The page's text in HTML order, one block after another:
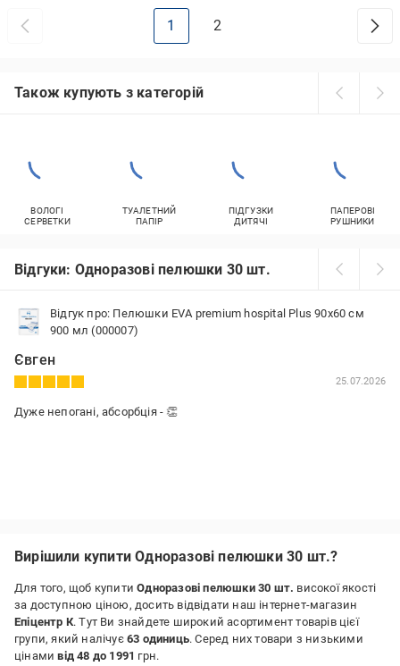
1 2
Також купують з категорій
ВОЛОГІ
СЕРВЕТКИ
ТУАЛЕТНИЙ
ПАПІР
ПІДГУЗКИ
ДИТЯЧІ
ПАПЕРОВІ
РУШНИКИ
Відгуки: Одноразові пелюшки 30 шт.
Відгук про: Пелюшки EVA premium hospital Plus 90х60 см
900 мл (000007)
Євген
25.07.2026
Дуже непогані, абсорбція - 👏
Вирішили купити Одноразові пелюшки 30 шт.?
Для того, щоб купитиОдноразові пелюшки 30 шт. високої якості
за доступною ціною, досить відвідати наш інтернет-магазин
Епіцентр К. Тут Ви знайдете широкий асортимент товарів цієї
групи, який налічує 63 одиниць. Серед них товари з низькими
цінамивід 48 до 1991 грн.